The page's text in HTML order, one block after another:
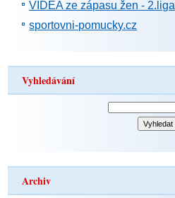
VIDEA ze zápasu žen - 2.liga
sportovni-pomucky.cz
Vyhledávání
Archiv